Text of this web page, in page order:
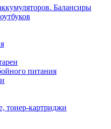
Балансиры
питания
тонер-картриджи